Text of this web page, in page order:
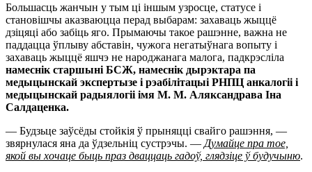
Большасць жанчын у тым ці іншым узросце, статусе і
становішчы аказваюцца перад выбарам: захаваць жыццё
дзіцяці або забіць яго. Прымаючы такое рашэнне, важна не
паддацца ўплыву абставін, чужога негатыўнага вопыту і
захаваць жыццё яшчэ не народжанага малога, падкрэсліла
намеснік старшыні БСЖ, намеснік дырэктара па
медыцынскай экспертызе і рэабілітацыі РНПЦ анкалогіі і
медыцынскай радыялогіі імя М. М. Аляксандрава Іна
Салдаценка.
— Будзьце заўсёды стойкія ў прыняцці свайго рашэння, —
звярнулася яна да ўдзельніц сустрэчы. — Думайце пра тое,
якой вы хочаце быць праз дваццаць гадоў, глядзіце ў будучыню.